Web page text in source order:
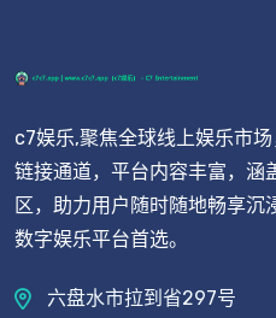
c7娱乐,聚焦全球线上娱乐市
链接通道，平台内容丰富，涵
区，助力用户随时随地畅享沉
数字娱乐平台首选。
六盘水市拉到省297号